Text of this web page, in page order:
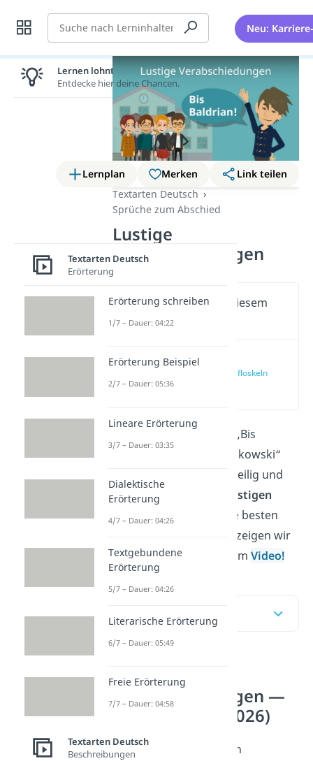
Suche Neu:
Lernplan Merken
Link teilen
Textarten Deutsch
Sprüche zum Abschied
Lustige
Verabschiedungen
Wichtige Inhalte in diesem
Video
Witzige
Abschiedsfloskeln
Die Verabschiedungen „Bis
Baldrian“ und „Tschüssikowski“
sind dir schon zu langweilig und
du suchst nach mehr
lustigen
Verabschiedungen
? Die besten
Sprüche zum Abschied zeigen wir
dir hier im Beitrag und im Video!
Inhaltsübersicht
Lustige
Verabschiedungen —
unsere Top 5 (2026)
Du willst im Büro deinen
Lernen lohnt sich!
Entdecke hier deine Chancen.
Textarten Deutsch
Erörterung
Erörterung schreiben
1/7 – Dauer: 04:22
Erörterung Beispiel
2/7 – Dauer: 05:36
Lineare Erörterung
3/7 – Dauer: 03:35
Dialektische
Erörterung
4/7 – Dauer: 04:26
Textgebundene
Erörterung
5/7 – Dauer: 04:26
Literarische Erörterung
6/7 – Dauer: 05:49
Freie Erörterung
7/7 – Dauer: 04:58
Textarten Deutsch
Beschreibungen